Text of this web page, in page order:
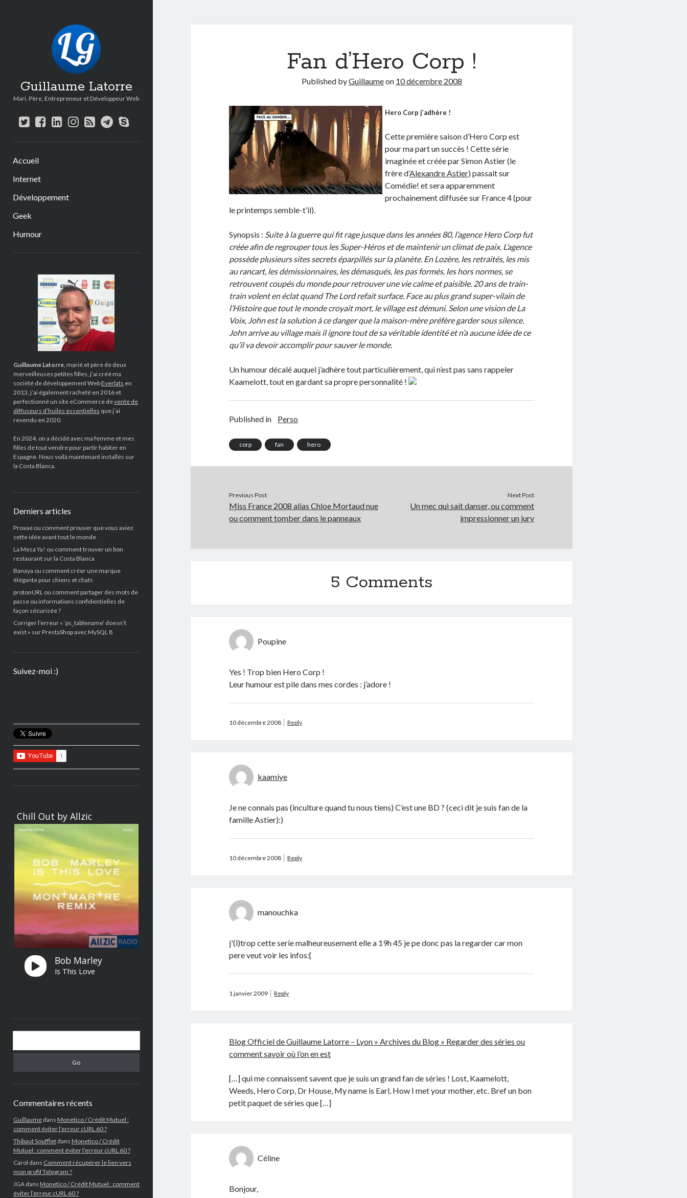
Guillaume Latorre
Mari, Père, Entrepreneur et Développeur Web
twitter
facebook
linkedin
instagram
rsstelegram
skype
Accueil
Internet
Développement
Geek
Humour
Guillaume Latorre, marié et père de deux
merveilleuses petites filles, j’ai créé ma
société de développement Web Everlats en
2013, j’ai également racheté en 2016 et
perfectionné un site eCommerce devente de
diffuseurs d’huiles essentielles que j’ai
revendu en 2020.
En 2024, on a décidé avec ma femme et mes
filles de tout vendre pour partir habiter en
Espagne. Nous voilà maintenant installés sur
la Costa Blanca.
Derniers articles
Proxae ou comment prouver que vous aviez
cette idée avant tout le monde
La Mesa Ya! ou comment trouver un bon
restaurant sur la Costa Blanca
Banaya ou comment créer une marque
élégante pour chiens et chats
protonURL ou comment partager des mots de
passe ou informations confidentielles de
façon sécurisée ?
Corriger l’erreur « ‘ps_tablename’ doesn’t
exist » sur PrestaShop avec MySQL 8
Suivez-moi :)
Commentaires récents
Guillaumedans Monetico / Crédit Mutuel :
comment éviter l’erreur cURL 60 ?
Thibaut Souffletdans Monetico / Crédit
Mutuel : comment éviter l’erreur cURL 60 ?
Carol dans Comment récupérer le lien vers
mon profil Telegram ?
JGAdans Monetico / Crédit Mutuel : comment
éviter l’erreur cURL 60 ?
Fan d’Hero Corp !
Published byGuillaumeon 10 décembre 2008
Hero Corp j’adhère !
Cette première saison d’Hero Corp est
pour ma part un succès ! Cette série
imaginée et créée par Simon Astier (le
frère d’Alexandre Astier) passait sur
Comédie! et sera apparemment
prochainement diffusée sur France 4 (pour
le printemps semble-t’il).
Synopsis : Suite à la guerre qui fit rage jusque dans les années 80, l’agence Hero Corp fut
créée afin de regrouper tous les Super-Héros et de maintenir un climat de paix. L’agence
possède plusieurs sites secrets éparpillés sur la planète. En Lozère, les retraités, les mis
au rancart, les démissionnaires, les démasqués, les pas formés, les hors normes, se
retrouvent coupés du monde pour retrouver une vie calme et paisible. 20 ans de train-
train volent en éclat quand The Lord refait surface. Face au plus grand super-vilain de
l’Histoire que tout le monde croyait mort, le village est démuni. Selon une vision de La
Voix, John est la solution à ce danger que la maison-mère préfère garder sous silence.
John arrive au village mais il ignore tout de sa véritable identité et n’a aucune idée de ce
qu’il va devoir accomplir pour sauver le monde.
Un humour décalé auquel j’adhère tout particulièrement, qui n’est pas sans rappeler
Kaamelott, tout en gardant sa propre personnalité !
Published in Perso
corp fan hero
Previous Post
Miss France 2008 alias Chloe Mortaud nue
ou comment tomber dans le panneaux
Next Post
Un mec qui sait danser, ou comment
impressionner un jury
5 Comments
Poupine
Yes ! Trop bien Hero Corp !
Leur humour est pile dans mes cordes : j’adore !
10 décembre 2008 Reply
kaamiye
Je ne connais pas (inculture quand tu nous tiens) C’est une BD ? (ceci dit je suis fan de la
famille Astier):)
10 décembre 2008 Reply
manouchka
j'(l)trop cette serie malheureusement elle a 19h 45 je pe donc pas la regarder car mon
pere veut voir les infos:{
1 janvier 2009 Reply
Blog Officiel de Guillaume Latorre – Lyon » Archives du Blog » Regarder des séries ou
comment savoir où l’on en est
[…] qui me connaissent savent que je suis un grand fan de séries ! Lost, Kaamelott,
Weeds, Hero Corp, Dr House, My name is Earl, How I met your mother, etc. Bref un bon
petit paquet de séries que […]
Céline
Bonjour,